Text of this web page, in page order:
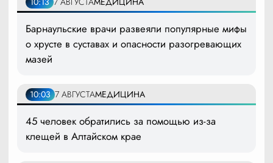
Барнаульские врачи развеяли популярные мифы
о хрусте в суставах и опасности разогревающих
мазей
10:03 7 АВГУСТАМЕДИЦИНА
45 человек обратились за помощью из-за
клещей в Алтайском крае